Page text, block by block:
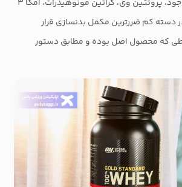
در میان گزینه‌های موجود، پروتئین وی، کراتین مونوهیدرات، امگا ۳
دسته کم ضررترین مکمل بدنسازی قرار
که محصول اصل بوده و مطابق دستور